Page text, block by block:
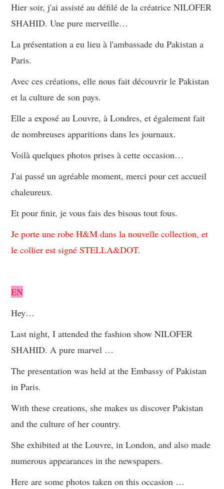
Hier soir, j'ai assisté au défilé de la créatrice NILOFER
SHAHID. Une pure merveille…
La présentation a eu lieu à l'ambassade du Pakistan a
Paris.
Avec ces créations, elle nous fait découvrir le Pakistan
et la culture de son pays.
Elle a exposé au Louvre, à Londres, et également fait
de nombreuses apparitions dans les journaux.
Voilà quelques photos prises à cette occasion…
J'ai passé un agréable moment, merci pour cet accueil
chaleureux.
Et pour finir, je vous fais des bisous tout fous.
Je porte une robe H&M dans la nouvelle collection, et
le collier est signé STELLA&DOT.
EN
Hey…
Last night, I attended the fashion show NILOFER
SHAHID. A pure marvel …
The presentation was held at the Embassy of Pakistan
in Paris.
With these creations, she makes us discover Pakistan
and the culture of her country.
She exhibited at the Louvre, in London, and also made
numerous appearances in the newspapers.
Here are some photos taken on this occasion …